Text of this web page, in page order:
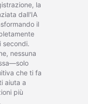
la
dall'IA
il
secondi.
nessuna
che ti fa
aiuta a
più